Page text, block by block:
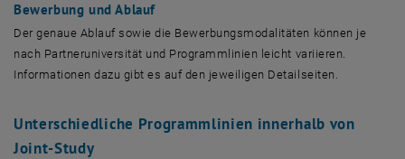
Bewerbung und Ablauf
Der genaue Ablauf sowie die Bewerbungsmodalitäten können je
nach Partneruniversität und Programmlinien leicht variieren.
Informationen dazu gibt es auf den jeweiligen Detailseiten.
Unterschiedliche Programmlinien innerhalb von
Joint-Study